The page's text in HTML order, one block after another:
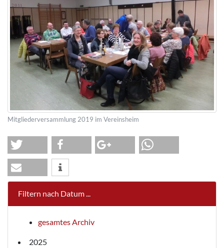
Mitgliederversammlung 2019 im Vereinsheim
Filtern nach Datum ...
gesamtes Archiv
2025